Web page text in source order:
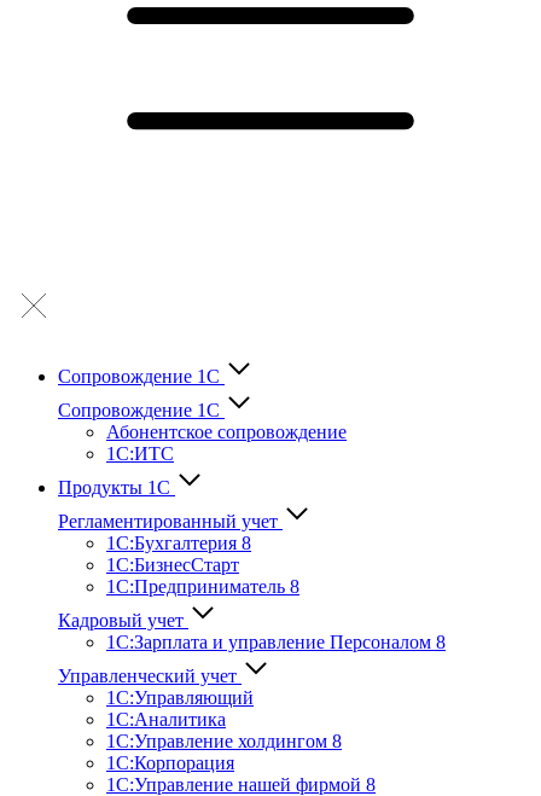
Сопровождение 1С
Сопровождение 1С
Абонентское сопровождение
1С:ИТС
Продукты 1С
Регламентированный учет
1C:Бухгалтерия 8
1С:БизнесСтарт
1C:Предприниматель 8
Кадровый учет
1С:Зарплата и управление Персона­лом 8
Управленческий учет
1С:Управляющий
1С:Аналитика
1С:Управление холдингом 8
1С:Корпорация
1С:Управление нашей фирмой 8